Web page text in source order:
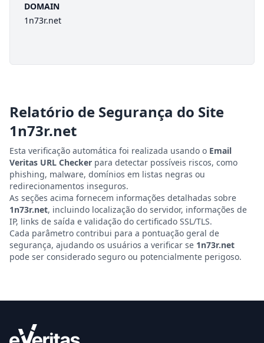
DOMAIN
1n73r.net
Relatório de Segurança do Site
1n73r.net
Esta verificação automática foi realizada usando o Email
Veritas URL Checker para detectar possíveis riscos, como
phishing, malware, domínios em listas negras ou
redirecionamentos inseguros.
As seções acima fornecem informações detalhadas sobre
1n73r.net, incluindo localização do servidor, informações de
IP, links de saída e validação do certificado SSL/TLS.
Cada parâmetro contribui para a pontuação geral de
segurança, ajudando os usuários a verificar se 1n73r.net
pode ser considerado seguro ou potencialmente perigoso.